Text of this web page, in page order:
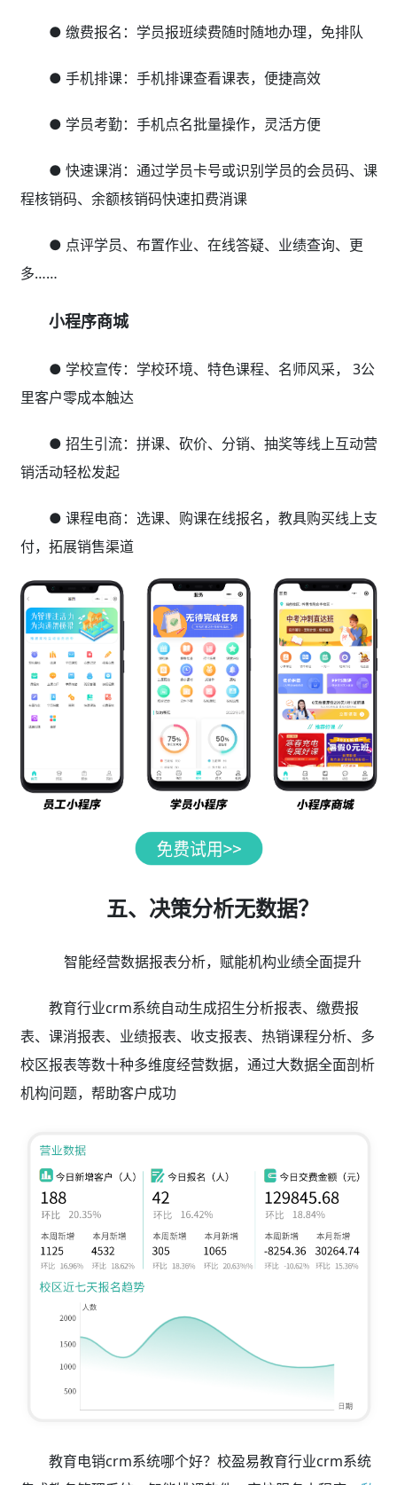
● 缴费报名：学员报班续费随时随地办理，免排队
● 手机排课：手机排课查看课表，便捷高效
● 学员考勤：手机点名批量操作，灵活方便
● 快速课消：通过学员卡号或识别学员的会员码、课
程核销码、余额核销码快速扣费消课
● 点评学员、布置作业、在线答疑、业绩查询、更
多……
小程序商城
● 学校宣传：学校环境、特色课程、名师风采， 3公
里客户零成本触达
● 招生引流：拼课、砍价、分销、抽奖等线上互动营
销活动轻松发起
● 课程电商：选课、购课在线报名，教具购买线上支
付，拓展销售渠道
五、决策分析无数据？
智能经营数据报表分析，赋能机构业绩全面提升
教育行业crm系统自动生成招生分析报表、缴费报
表、课消报表、业绩报表、收支报表、热销课程分析、多
校区报表等数十种多维度经营数据，通过大数据全面剖析
机构问题，帮助客户成功
教育电销crm系统哪个好？校盈易教育行业crm系统